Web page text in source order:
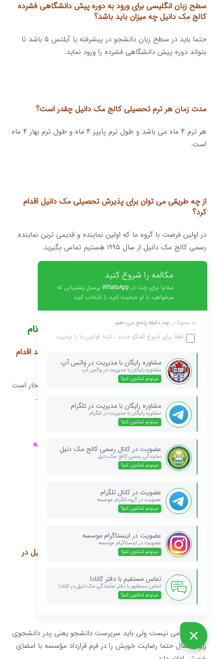
سطح زبان انگلیسی برای ورود به دوره پیش دانشگاهی فشرده
کالج مک دانیل چه میزان باید باشد؟
حتما باید در سطح زبان دانشجو در پیشرفته یا آیلتس ۵ باشد تا
بتواند دوره پیش دانشگاهی فشرده را ورود نماید.
مدت زمان هر ترم تحصیلی کالج مک دانیل چقدر است؟
هر ترم ۴ ماه می باشد و طول ترم پاییز ۴ ماه و طول ترم بهار ۴ ماه
است.
از چه طریقی می توان برای پذیرش تحصیلی مک دانیل اقدام
کرد؟
در اولین فرصت با گروه ما که اولین نماینده و قدیمی ترین نماینده
رسمی کالج مک دانیل از سال ۱۹۹۵ هستیم تماس بگیرید.
پرسش های کالج مک دانیل در رابطه با ثبت نام
آیا متقاضیان کالج مک دانیل که از شهرستان می خواهند اقدام
نمایند میتوانند بدون مراجعه به دفتر اقدام نمایند؟
با وجود بیماری کرونا و با وجود اینکه دیدار شما برای ما افتخار است
ولی کلیه اقدامات را میتوانید بصورت مکاتبه ای انجام دهید.
در صورتیکه در شهرستان تشریف دارید میتوانید به
نمایندگی های ما مراجعه فرمائید
یا اینکه کپی پاسپورت و مدارک خود را برای ما
ایمیل نمایید.
آیا حضور پدر یا مادر یا سرپرست متقاضی کالج مک دانیل در
مؤسسه جهت قرارداد الزامی است؟
حضور الزامی نیست ولی باید سرپرست دانشجو یعنی پدر دانشجوی
زیر ۱۸ سال حتما رضایت خویش را در فرم قرارداد مؤسسه با امضای
مکالمه را شروع کنید
سلام! برای چت در WhatsApp پرسنل پشتیبانی که
میخواهید با او صحبت کنید را انتخاب کنید
ما معمولاً در چند دقیقه پاسخ می دهیم
لطفاً برای شروع گفتگو جدید ، ابتدا قوانین ما را بپذیرید
مشاوره رایگان با مدیریت در واتس آپ
مشاوره رایگان با مدیریت در واتس آپ
میتونم کمکتون کنم؟
مشاوره رایگان با مدیریت در تلگرام
مشاوره رایگان با مدیریت در تلگرام
میتونم کمکتون کنم؟
عضویت در کانال رسمی کالج مک دنیل
نمایندگی رسمی کالج مک دنیل
میتونم کمکتون کنم؟
عضویت در کانال تلگرام
عضویت در گروه تلگرام موسسه
میتونم کمکتون کنم؟
عضویت در اینستاگرام موسسه
عضویت در اینستاگرام موسسه
میتونم کمکتون کنم؟
تماس مستقیم با دفتر کانادا
تماس مستقیم با دفتر نمایندگی مک دنیل در کانادا
میتونم کمکتون کنم؟